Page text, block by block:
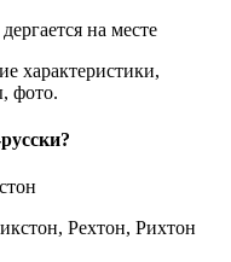
на месте
характеристики,
фото.
Рехтон, Рихтон